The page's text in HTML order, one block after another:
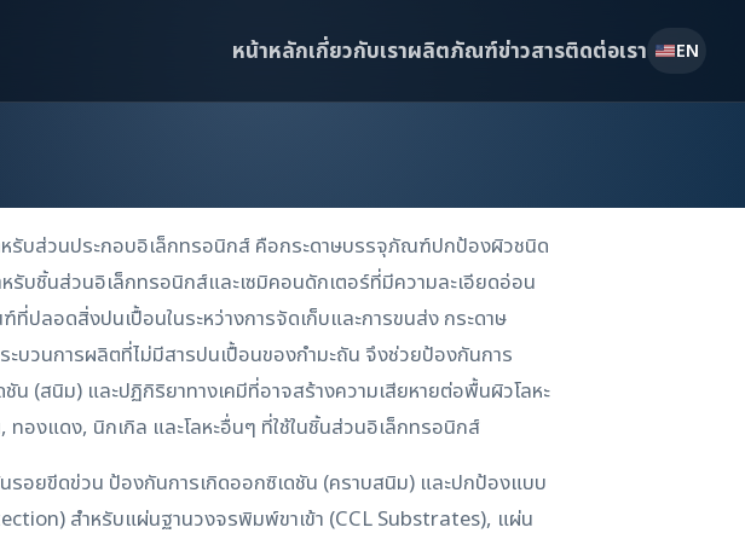
หน้าหลักเกี่ยวกับเราผลิตภัณฑ์ข่าวสารติดต่อเรา EN
หรับส่วนประกอบอิเล็กทรอนิกส์ คือกระดาษบรรจุภัณฑ์ปกป้องผิวชนิด
บชิ้นส่วนอิเล็กทรอนิกส์และเซมิคอนดักเตอร์ที่มีความละเอียดอ่อน
ที่ปลอดสิ่งปนเปื้อนในระหว่างการจัดเก็บและการขนส่ง กระดาษ
ะบวนการผลิตที่ไม่มีสารปนเปื้อนของกำมะถัน จึงช่วยป้องกันการ
น (สนิม) และปฏิกิริยาทางเคมีที่อาจสร้างความเสียหายต่อพื้นผิวโลหะ
ทองแดง, นิกเกิล และโลหะอื่นๆ ที่ใช้ในชิ้นส่วนอิเล็กทรอนิกส์
อยขีดข่วน ป้องกันการเกิดออกซิเดชัน (คราบสนิม) และปกป้องแบบ
สำหรับแผ่นฐานวงจรพิมพ์ขาเข้า (CCL Substrates), แผ่น